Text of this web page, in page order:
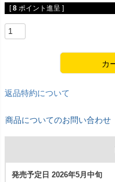
[ 8 ポイント進呈 ]
カ
返品特約について
商品についてのお問い合わせ
発売予定日 2026年5月中旬